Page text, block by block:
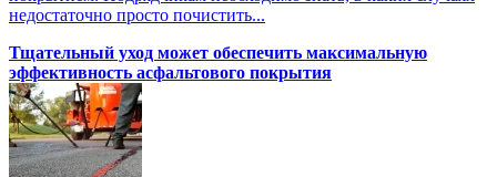
недостаточно просто почистить...
Тщательный уход может обеспечить максимальную
эффективность асфальтового покрытия